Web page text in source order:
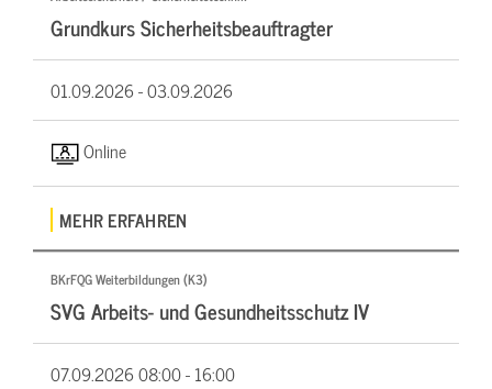
Grundkurs Sicherheitsbeauftragter
01.09.2026 -03.09.2026
Online
MEHR ERFAHREN
BKrFQG Weiterbildungen (K3)
SVG Arbeits- und Gesundheitsschutz IV
07.09.202608:00 - 16:00